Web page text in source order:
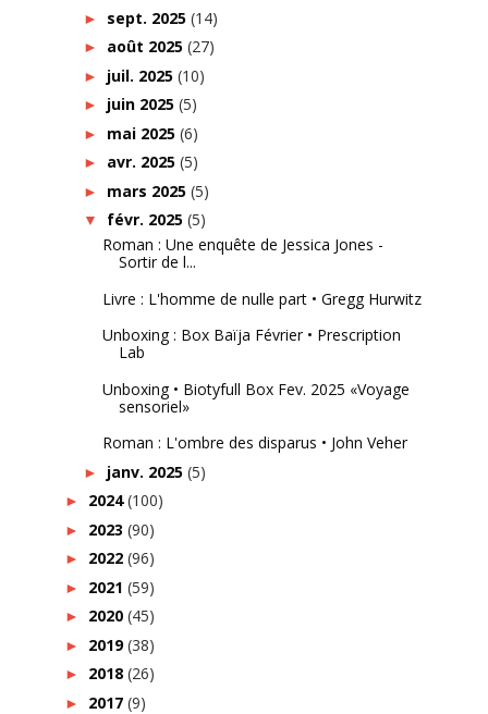
► sept. 2025 (14)
► août 2025 (27)
► juil. 2025 (10)
► juin 2025 (5)
► mai 2025 (6)
► avr. 2025 (5)
► mars 2025 (5)
▼ févr. 2025 (5)
Roman : Une enquête de Jessica Jones -
Sortir de l...
Livre : L'homme de nulle part • Gregg Hurwitz
Unboxing : Box Baïja Février • Prescription
Lab
Unboxing • Biotyfull Box Fev. 2025 «Voyage
sensoriel»
Roman : L'ombre des disparus • John Veher
► janv. 2025 (5)
► 2024(100)
► 2023 (90)
► 2022 (96)
► 2021 (59)
► 2020 (45)
► 2019(38)
► 2018 (26)
► 2017 (9)